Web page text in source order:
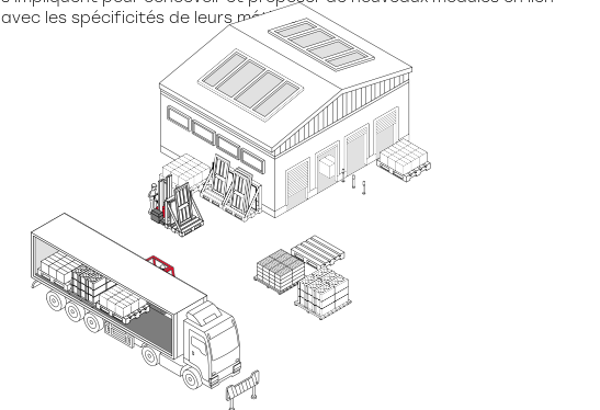
Réalisation spéciale
avec les spécificités de leurs métiers.